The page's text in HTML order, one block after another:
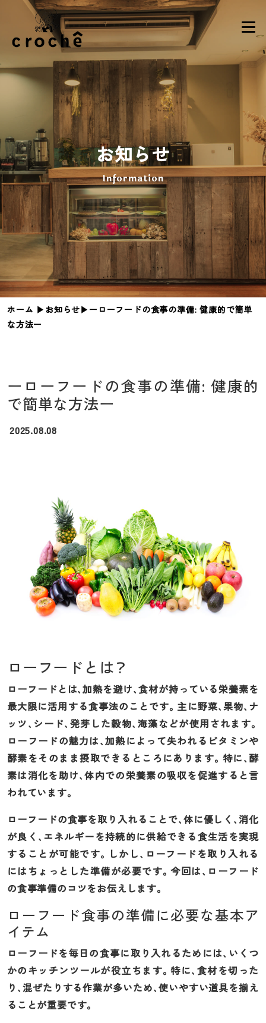
お知らせ
Information
ホーム ▶︎ お知らせ▶︎ ーローフードの食事の準備: 健康的で簡単
な方法ー
ーローフードの食事の準備: 健康的
で簡単な方法ー
2025.08.08
ローフードとは？
ローフードとは、加熱を避け、食材が持っている栄養素を
最大限に活用する食事法のことです。主に野菜、果物、ナ
ッツ、シード、発芽した穀物、海藻などが使用されます。
ローフードの魅力は、加熱によって失われるビタミンや
酵素をそのまま摂取できるところにあります。特に、酵
素は消化を助け、体内での栄養素の吸収を促進すると言
われています。
ローフードの食事を取り入れることで、体に優しく、消化
が良く、エネルギーを持続的に供給できる食生活を実現
することが可能です。しかし、ローフードを取り入れる
にはちょっとした準備が必要です。今回は、ローフード
の食事準備のコツをお伝えします。
ローフード食事の準備に必要な基本ア
イテム
ローフードを毎日の食事に取り入れるためには、いくつ
かのキッチンツールが役立ちます。特に、食材を切った
り、混ぜたりする作業が多いため、使いやすい道具を揃え
ることが重要です。